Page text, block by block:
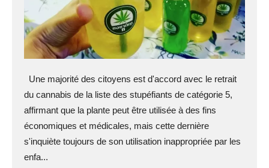
Une majorité des citoyens est d'accord avec le retrait
du cannabis de la liste des stupéfiants de catégorie 5,
affirmant que la plante peut être utilisée à des fins
économiques et médicales, mais cette dernière
s'inquiète toujours de son utilisation inappropriée par les
enfa...